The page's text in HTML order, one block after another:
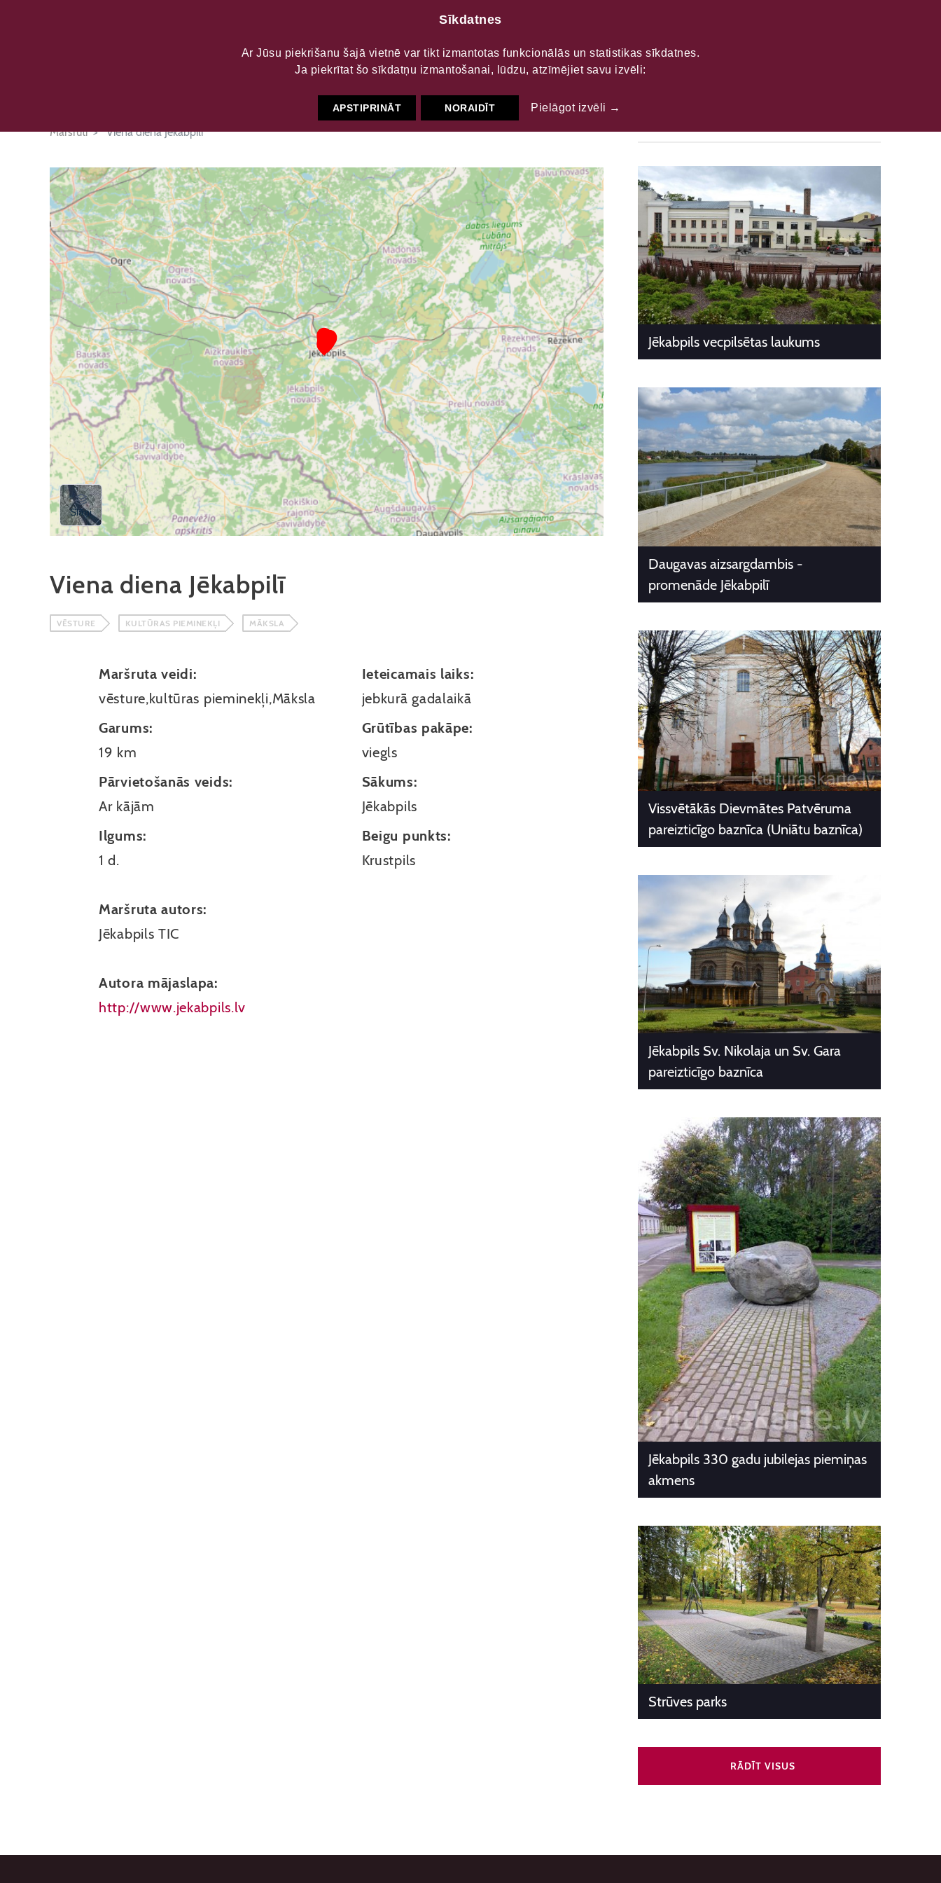
DATU PORTĀLS
Maršruti Viena diena Jēkabpilī
Viena diena Jēkabpilī
VĒSTURE KULTŪRAS PIEMINEKĻI MĀKSLA
Maršruta veidi:
vēsture,kultūras pieminekļi,Māksla
Garums:
19 km
Pārvietošanās veids:
Ar kājām
Ilgums:
1 d.
Ieteicamais laiks:
jebkurā gadalaikā
Grūtības pakāpe:
viegls
Sākums:
Jēkabpils
Beigu punkts:
Krustpils
Maršruta autors:
Jēkabpils TIC
Autora mājaslapa:
http://www.jekabpils.lv
Jēkabpils vecpilsētas laukums
Daugavas aizsargdambis -
promenāde Jēkabpilī
Vissvētākās Dievmātes Patvēruma
pareizticīgo baznīca (Uniātu baznīca)
Jēkabpils Sv. Nikolaja un Sv. Gara
pareizticīgo baznīca
Jēkabpils 330 gadu jubilejas piemiņas
akmens
Strūves parks
RĀDĪT VISUS
Sīkdatnes
Ar Jūsu piekrišanu šajā vietnē var tikt izmantotas funkcionālās un statistikas sīkdatnes.
Ja piekrītat šo sīkdatņu izmantošanai, lūdzu, atzīmējiet savu izvēli:
APSTIPRINĀT NORAIDĪT Pielāgot izvēli →